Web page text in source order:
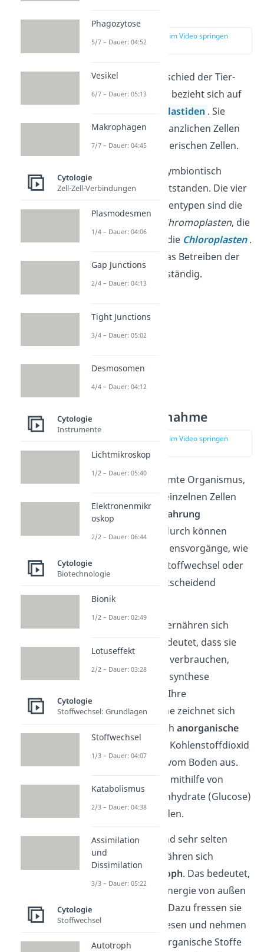
zur Stelle im Video springen
(02:34)
Ein weiterer Unterschied der Tier-
und Pflanzenzellen bezieht sich auf
Plastiden . Sie
kommen in den pflanzlichen Zellen
vor, abernicht
in tierischen Zellen.
Sie sind aus endosymbiontisch
lebenden Zellen entstanden. Die vier
wichtigsten Plastidentypen sind die
Chromoplasten, die
Leukoplasten
und die Chloroplasten.
Letztere sind für das Betreiben der
Photosynthese
zuständig.
Nahrungsaufnahme
zur Stelle im Video springen
Nicht nur der gesamte Organismus,
sondern auch die einzelnen Zellen
sind in der Lage,
Nahrung
aufzunehmen
. Dadurch können
Zellen wichtige Lebensvorgänge, wie
zum Beispiel den Stoffwechsel oder
das Wachstum, entscheidend
steuern.
Pflanzliche Zellen
ernähren sich
. Das bedeutet, dass sie
die Energie, die sie verbrauchen,
selbst durch Photosynthese
erzeugen können. Ihre
Nahrungsaufnahme zeichnet sich
insbesondere durchanorganische
wie Wasser, Kohlenstoffdioxid
oder Mineralsalze vom Boden aus.
Daraus können sie mithilfe von
Sonnenlicht Kohlenhydrate (Glucose)
und Sauerstoff bilden.
Tierische Zellen
und sehr selten
Pflanzenzellen ernähren sich
heterotroph. Das bedeutet,
dass sie sich ihre Energie von außen
zuführen müssen. Dazu fressen sie
organische Lebewesen und nehmen
so hauptsächlich organische Stoffe
Phagozytose
5/7 – Dauer: 04:52
Vesikel
6/7 – Dauer: 05:13
Makrophagen
7/7 – Dauer: 04:45
Cytologie
Zell-Zell-Verbindungen
Plasmodesmen
1/4 – Dauer: 04:06
Gap Junctions
2/4 – Dauer: 04:13
Tight Junctions
3/4 – Dauer: 05:02
Desmosomen
4/4 – Dauer: 04:12
Cytologie
Instrumente
Lichtmikroskop
1/2 – Dauer: 05:40
Elektronenmikr
oskop
2/2 – Dauer: 06:44
Cytologie
Biotechnologie
Bionik
1/2 – Dauer: 02:49
Lotuseffekt
2/2 – Dauer: 03:28
Cytologie
Stoffwechsel: Grundlagen
Stoffwechsel
1/3 – Dauer: 04:07
Katabolismus
2/3 – Dauer: 04:38
Assimilation
und
Dissimilation
3/3 – Dauer: 05:22
Cytologie
Stoffwechsel
Autotroph